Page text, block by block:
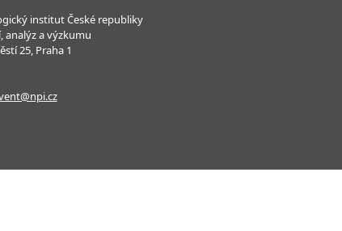
institut České republiky
analýz a výzkumu
25, Praha 1